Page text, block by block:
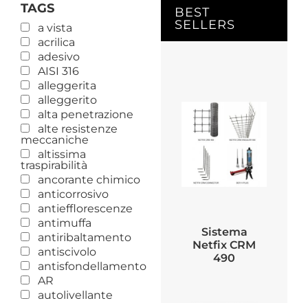
TAGS
a vista
acrilica
adesivo
AISI 316
alleggerita
alleggerito
alta penetrazione
alte resistenze
meccaniche
altissima
traspirabilità
ancorante chimico
anticorrosivo
antiefflorescenze
antimuffa
antiribaltamento
antiscivolo
antisfondellamento
AR
autolivellante
BEST
SELLERS
Sistema
Netfix CRM
490